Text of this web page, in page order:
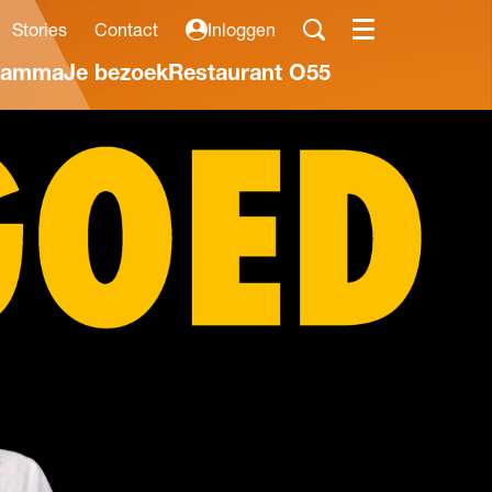
Stories Contact Inloggen
Je bezoekRestaurant O55
Menu